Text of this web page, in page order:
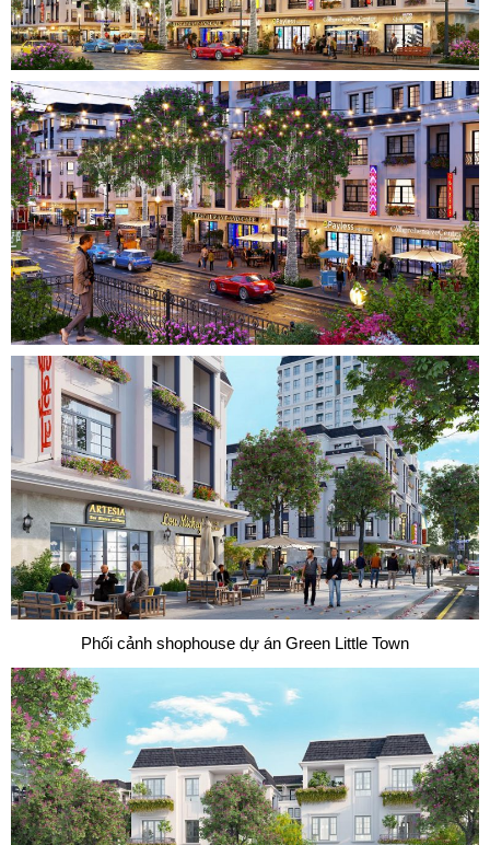
Phối cảnh shophouse dự án Green Little Town